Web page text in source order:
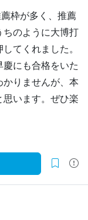
枠が多く、推薦
ちのように大博打
てくれました。
にも合格をいた
かりませんが、本
思います。ぜひ楽